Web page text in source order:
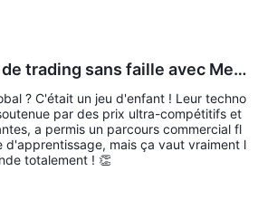
ce qui le rend adapté aux
par transaction et n'a aucune
le rend plus adapté aux traders
élevé.
?
Merlion, veuillez suivre ces étapes :
trading sans faille avec Merl
de pointe, tarification co
innovantes
? C'était un jeu d'enfant ! Leur techno
par des prix ultra-compétitifs et
a permis un parcours commercial fl
d'apprentissage, mais ça vaut vraiment l
totalement ! 👏